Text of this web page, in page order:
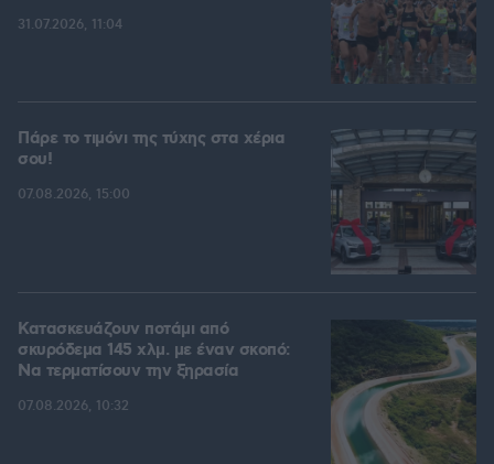
31.07.2026, 11:04
Πάρε το τιμόνι της τύχης στα χέρια
σου!
07.08.2026, 15:00
Κατασκευάζουν ποτάμι από
σκυρόδεμα 145 χλμ. με έναν σκοπό:
Να τερματίσουν την ξηρασία
07.08.2026, 10:32